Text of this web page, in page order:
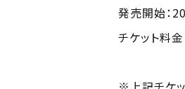
発売開始：
チケット料